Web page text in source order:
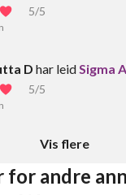
5/5
D har leidSigma
5/5
Vis flere
andre